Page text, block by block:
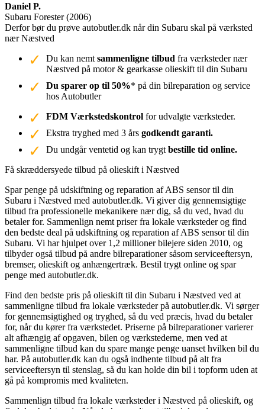
Daniel P.
Subaru Forester (2006)
Derfor bør du prøve autobutler.dk når din Subaru skal på værksted
nær Næstved
Du kan nemt sammenligne tilbud fra værksteder nær
Næstved på motor & gearkasse olieskift til din Subaru
Du sparer op til 50%* på din bilreparation og service
hos Autobutler
FDM Værkstedskontrol for udvalgte værksteder.
Ekstra tryghed med 3 års godkendt garanti.
Du undgår ventetid og kan trygt bestille tid online.
Få skræddersyede tilbud på olieskift i Næstved
Spar penge på udskiftning og reparation af ABS sensor til din
Subaru i Næstved med autobutler.dk. Vi giver dig gennemsigtige
tilbud fra professionelle mekanikere nær dig, så du ved, hvad du
betaler for. Sammenlign nemt priser fra lokale værksteder og find
den bedste deal på udskiftning og reparation af ABS sensor til din
Subaru. Vi har hjulpet over 1,2 millioner bilejere siden 2010, og
tilbyder også tilbud på andre bilreparationer såsom serviceeftersyn,
bremser, olieskift og anhængertræk. Bestil trygt online og spar
penge med autobutler.dk.
Find den bedste pris på olieskift til din Subaru i Næstved ved at
sammenligne tilbud fra lokale værksteder på autobutler.dk. Vi sørger
for gennemsigtighed og tryghed, så du ved præcis, hvad du betaler
for, når du kører fra værkstedet. Priserne på bilreparationer varierer
alt afhængig af opgaven, bilen og værkstederne, men ved at
sammenligne tilbud kan du spare mange penge uanset hvilken bil du
har. På autobutler.dk kan du også indhente tilbud på alt fra
serviceeftersyn til stenslag, så du kan holde din bil i topform uden at
gå på kompromis med kvaliteten.
Sammenlign tilbud fra lokale værksteder i Næstved på olieskift, og